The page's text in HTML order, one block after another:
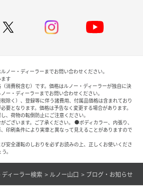
ノー・ディーラーまでお問い合わせください。
す
消費税含む）です。価格はルノー・ディーラーが独自に決
ー・ディーラーまでお問い合わせください。
除く）、登録等に伴う諸費用、付属品価格は含まれており
要となります。価格は予告なく変更する場合があります。
、荷物の転倒防止にご注意ください。
ございます。ご了承ください。 ●ボディカラー、内張り、
印刷条件により実車と異なって見えることがありますので
安全運転のしおりを必ずお読みの上、正しくお使いくださ
。
ディーラー検索 ルノー山口 ブログ・お知らせ